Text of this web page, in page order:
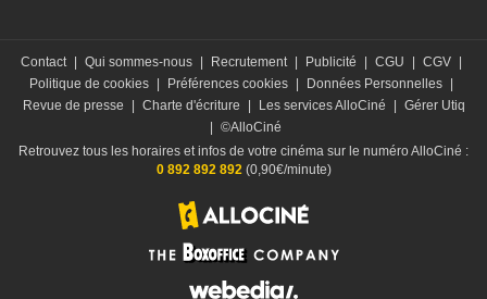
Contact Qui sommes-nous Recrutement Publicité CGU CGV
Politique de cookies
Préférences cookies Données Personnelles
Revue de presse
Charte d'écriture Les services AlloCiné
Gérer Utiq
©AlloCiné
Retrouvez tous les horaires et infos de votre cinéma sur le numéro AlloCiné :
0 892 892 892(0,90€/minute)